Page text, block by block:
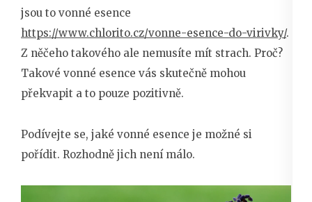
jsou to vonné esence
https://www.chlorito.cz/vonne-esence-do-virivky/.
Z něčeho takového ale nemusíte mít strach. Proč?
Takové vonné esence vás skutečně mohou
překvapit a to pouze pozitivně.
Podívejte se, jaké vonné esence je možné si
pořídit. Rozhodně jich není málo.